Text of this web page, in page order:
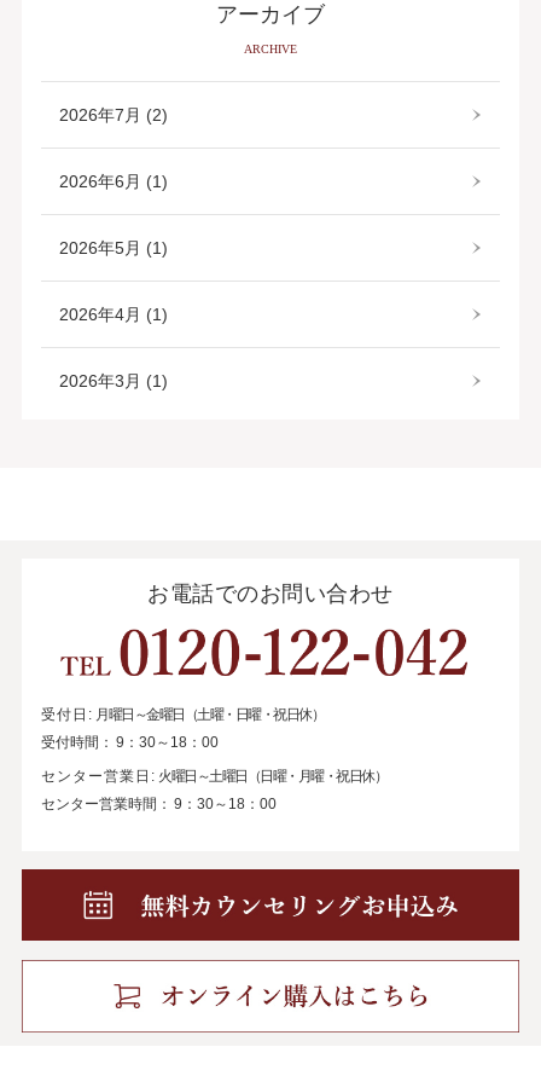
アーカイブ
ARCHIVE
2026年7月 (2)
2026年6月 (1)
2026年5月 (1)
2026年4月 (1)
2026年3月 (1)
お電話でのお問い合わせ
受付日: 月曜日～金曜日（土曜・日曜・祝日休）
受付時間： 9：30～18：00
センター営業日: 火曜日～土曜日（日曜・月曜・祝日休）
センター営業時間： 9：30～18：00